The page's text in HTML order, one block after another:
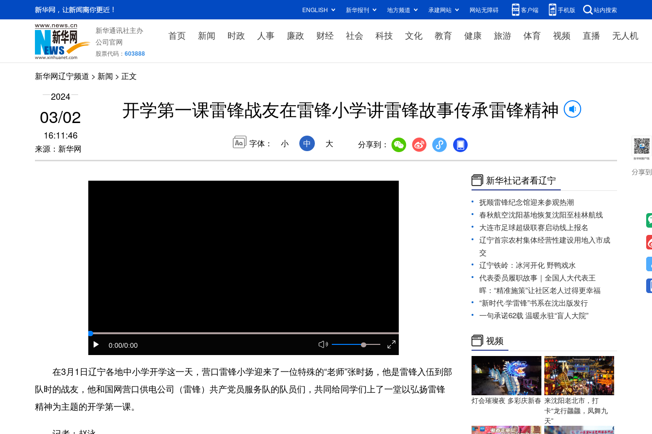
ENGLISH 新华报刊 地方频道 承建网站 网站无障碍 客户端 手机版 站内搜索
新华通讯社主办
公司官网
股票代码： 603888
首页 新闻 时政 人事 廉政 财经 社会 科技 文化 教育 健康 旅游 体育 视频 直播 无人机
新华网辽宁频道 > 新闻 > 正文
2024
03/02
16:11:46
来源：新华网
开学第一课雷锋战友在雷锋小学讲雷锋故事传承雷锋精神
字体： 小 中 大 分享到：
0:00/0:00
在3月1日辽宁各地中小学开学这一天，营口雷锋小学迎来了一位特殊的“老师”张时扬，他是雷锋入伍到部
队时的战友，他和国网营口供电公司（雷锋）共产党员服务队的队员们，共同给同学们上了一堂以弘扬雷锋
精神为主题的开学第一课。
新华社记者看辽宁
抚顺雷锋纪念馆迎来参观热潮
春秋航空沈阳基地恢复沈阳至桂林航线
大连市足球超级联赛启动线上报名
辽宁首宗农村集体经营性建设用地入市成
交
辽宁铁岭：冰河开化 野鸭戏水
代表委员履职故事｜全国人大代表王
晖：“精准施策”让社区老人过得更幸福
“新时代·学雷锋”书系在沈出版发行
一句承诺62载 温暖永驻“盲人大院”
视频
灯会璀璨夜 多彩庆新春 来沈阳老北市，打
卡“龙行龘龘，凤舞九
天”